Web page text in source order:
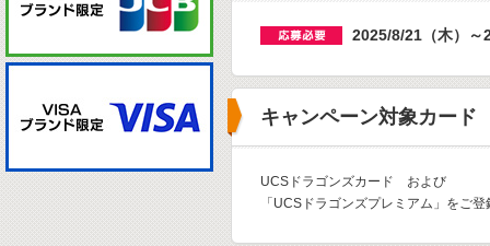
2025/8/21（木）～
キャンペーン対象カード
UCSドラゴンズカード および
「UCSドラゴンズプレミアム」をご